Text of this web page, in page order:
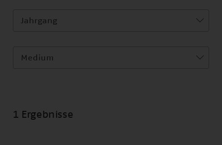
Jahrgang
Medium
1 Ergebnisse